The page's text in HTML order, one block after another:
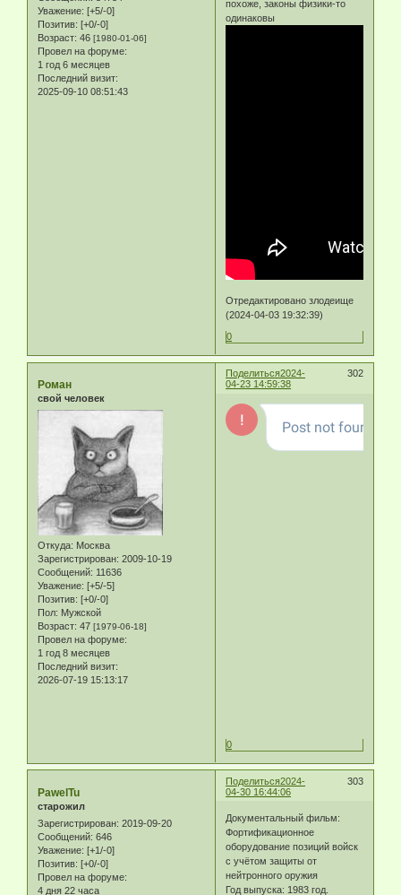
Уважение: [+5/-0]
Позитив: [+0/-0]
Возраст: 46 [1980-01-06]
Провел на форуме:
1 год 6 месяцев
Последний визит:
2025-09-10 08:51:43
похоже, законы физики-то
одинаковы
Отредактировано злодеище
(2024-04-03 19:32:39)
0
Поделиться 302
2024-
04-23 14:59:38
Роман
свой человек
Откуда: Москва
Зарегистрирован: 2009-10-19
Сообщений: 11636
Уважение: [+5/-5]
Позитив: [+0/-0]
Пол: Мужской
Возраст: 47 [1979-06-18]
Провел на форуме:
1 год 8 месяцев
Последний визит:
2026-07-19 15:13:17
0
Поделиться 303
2024-
04-30 16:44:06
PawelTu
старожил
Зарегистрирован: 2019-09-20
Сообщений: 646
Уважение: [+1/-0]
Позитив: [+0/-0]
Провел на форуме:
4 дня 22 часа
Документальный фильм:
Фортификационное
оборудование позиций войск
с учётом защиты от
нейтронного оружия
Год выпуска: 1983 год.